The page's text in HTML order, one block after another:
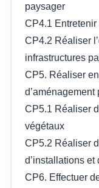
paysager
CP4.1
CP4.2 Réaliser
infrastructures
CP5. Réaliser
d’aménagement
CP5.1 Réaliser
végétaux
CP5.2 Réaliser
d’installations et
CP6. Effectuer